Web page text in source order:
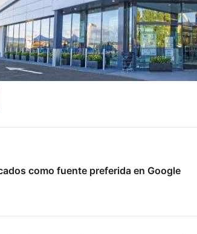
como fuente preferida en Google